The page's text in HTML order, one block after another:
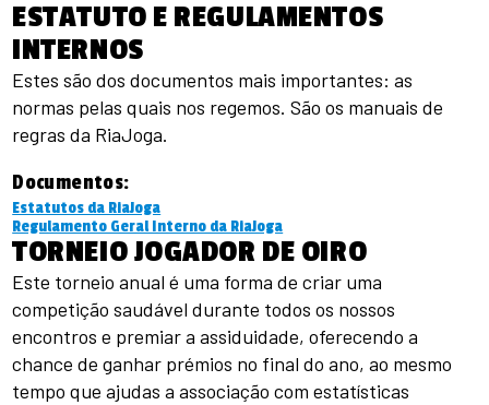
ESTATUTO E REGULAMENTOS
INTERNOS
Estes são dos documentos mais importantes: as
normas pelas quais nos regemos. São os manuais de
regras da RiaJoga.
Documentos:
Estatutos da RiaJoga
Regulamento Geral Interno da RiaJoga
TORNEIO JOGADOR DE OIRO
Este torneio anual é uma forma de criar uma
competição saudável durante todos os nossos
encontros e premiar a assiduidade, oferecendo a
chance de ganhar prémios no final do ano, ao mesmo
tempo que ajudas a associação com estatísticas